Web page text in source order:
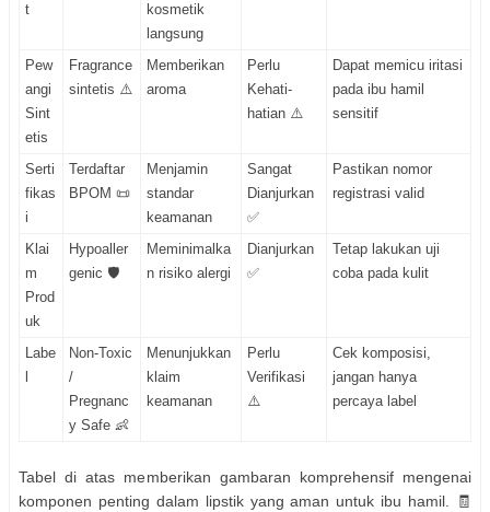
t
kosmetik
langsung
Pew
angi
Sint
etis
Fragrance
sintetis ⚠️
Memberikan
aroma
Perlu
Kehati-
hatian ⚠️
Dapat memicu iritasi
pada ibu hamil
sensitif
Serti
fikas
i
Terdaftar
BPOM 📜
Menjamin
standar
keamanan
Sangat
Dianjurkan
✅
Pastikan nomor
registrasi valid
Klai
m
Prod
uk
Hypoaller
genic 🛡️
Meminimalka
n risiko alergi
Dianjurkan
✅
Tetap lakukan uji
coba pada kulit
Labe
Non-Toxic
/
Pregnanc
y Safe 👶
Menunjukkan
klaim
keamanan
Perlu
Verifikasi
⚠️
Cek komposisi,
jangan hanya
percaya label
Tabel di atas memberikan gambaran komprehensif mengenai
komponen penting dalam lipstik yang aman untuk ibu hamil. 🧾